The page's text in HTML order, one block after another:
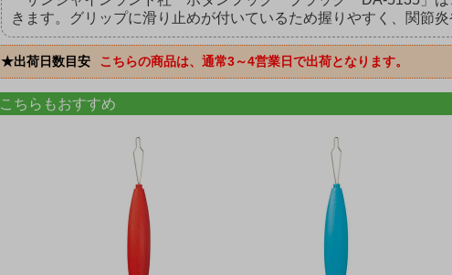
きます。グリップに滑り止めが付いているため握りやすく、関節
★出荷日数目安 こちらの商品は、通常3～4営業日で出荷となります。
こちらもおすすめ